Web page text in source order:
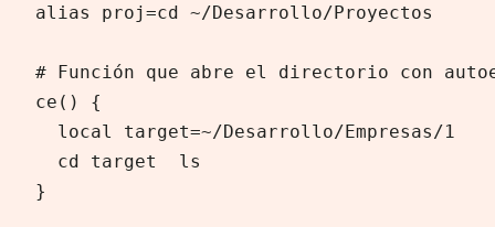
alias proj=cd ~/Desarrollo/Proyectos
# Función que abre el directorio con
ce() {
  local target=~/Desarrollo/Empresas/1
  cd target  ls
}